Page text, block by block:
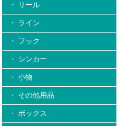
・ リール
・ ライン
・ フック
・ シンカー
・ 小物
・ その他用品
・ ボックス